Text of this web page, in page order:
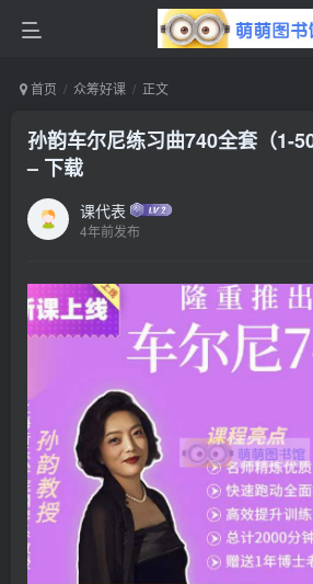
首页 众筹好课 正文
孙韵车尔尼练习曲740全套（1-
– 下载
课代表
4年前发布